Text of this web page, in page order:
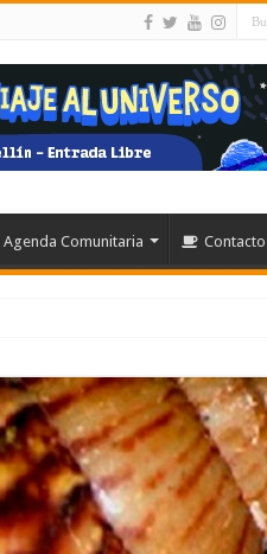
Agenda Comunitaria Contacto